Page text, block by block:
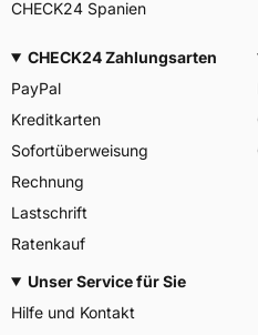
CHECK24 Spanien
CHECK24 Zahlungsarten
PayPal
Kreditkarten
Sofortüberweisung
Rechnung
Lastschrift
Ratenkauf
Unser Service für Sie
Hilfe und Kontakt